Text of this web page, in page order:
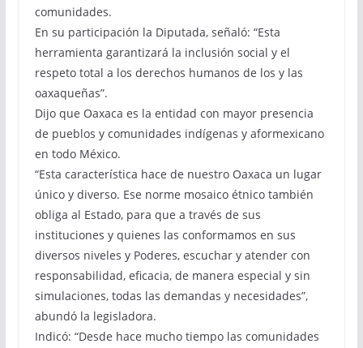
comunidades.
En su participación la Diputada, señaló: “Esta
herramienta garantizará la inclusión social y el
respeto total a los derechos humanos de los y las
oaxaqueñas”.
Dijo que Oaxaca es la entidad con mayor presencia
de pueblos y comunidades indígenas y aformexicano
en todo México.
“Esta característica hace de nuestro Oaxaca un lugar
único y diverso. Ese norme mosaico étnico también
obliga al Estado, para que a través de sus
instituciones y quienes las conformamos en sus
diversos niveles y Poderes, escuchar y atender con
responsabilidad, eficacia, de manera especial y sin
simulaciones, todas las demandas y necesidades”,
abundó la legisladora.
Indicó: “Desde hace mucho tiempo las comunidades